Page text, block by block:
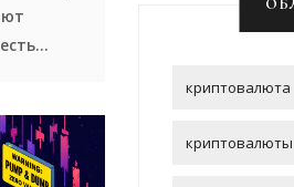
криптовалюта
криптовалюты